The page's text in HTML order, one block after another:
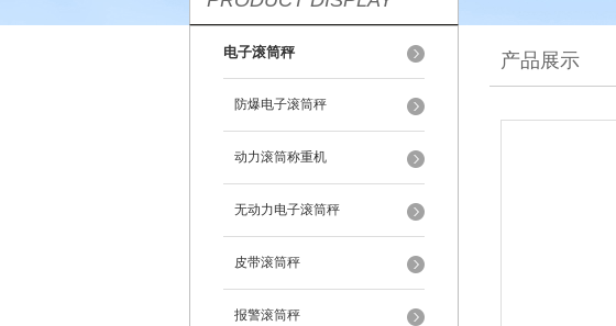
电子滚筒秤
防爆电子滚筒秤
动力滚筒称重机
无动力电子滚筒秤
皮带滚筒秤
报警滚筒秤
产品展示